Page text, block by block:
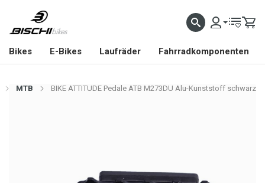
Bikes E-Bikes Laufräder Fahrradkomponenten
MTB BIKE ATTITUDE Pedale ATB M273DU Alu-Kunststoff schwarz